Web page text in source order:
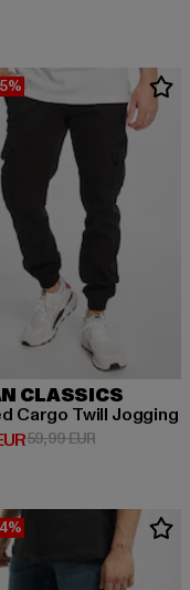
CLASSICS
Cargo Twill Jogging
Preis: 38,99 EUR
59,99 EURAktionspreis: